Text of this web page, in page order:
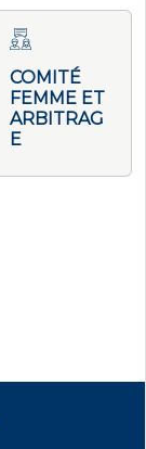
COMITÉ
FEMME ET
ARBITRAG
E